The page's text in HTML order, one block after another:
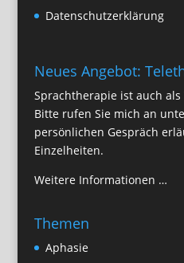
Datenschutzerklärung
Neues Angebot:
Sprachtherapie ist auch
Bitte rufen Sie mich an
persönlichen Gespräch
Einzelheiten.
Weitere Informationen …
Themen
Aphasie